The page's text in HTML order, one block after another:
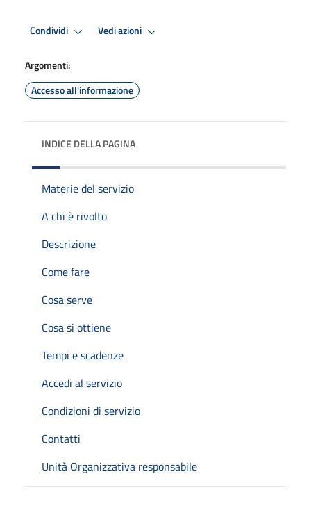
Condividi Vedi azioni
Argomenti:
Accesso all'informazione
INDICE DELLA PAGINA
Materie del servizio
A chi è rivolto
Descrizione
Come fare
Cosa serve
Cosa si ottiene
Tempi e scadenze
Accedi al servizio
Condizioni di servizio
Contatti
Unità Organizzativa responsabile